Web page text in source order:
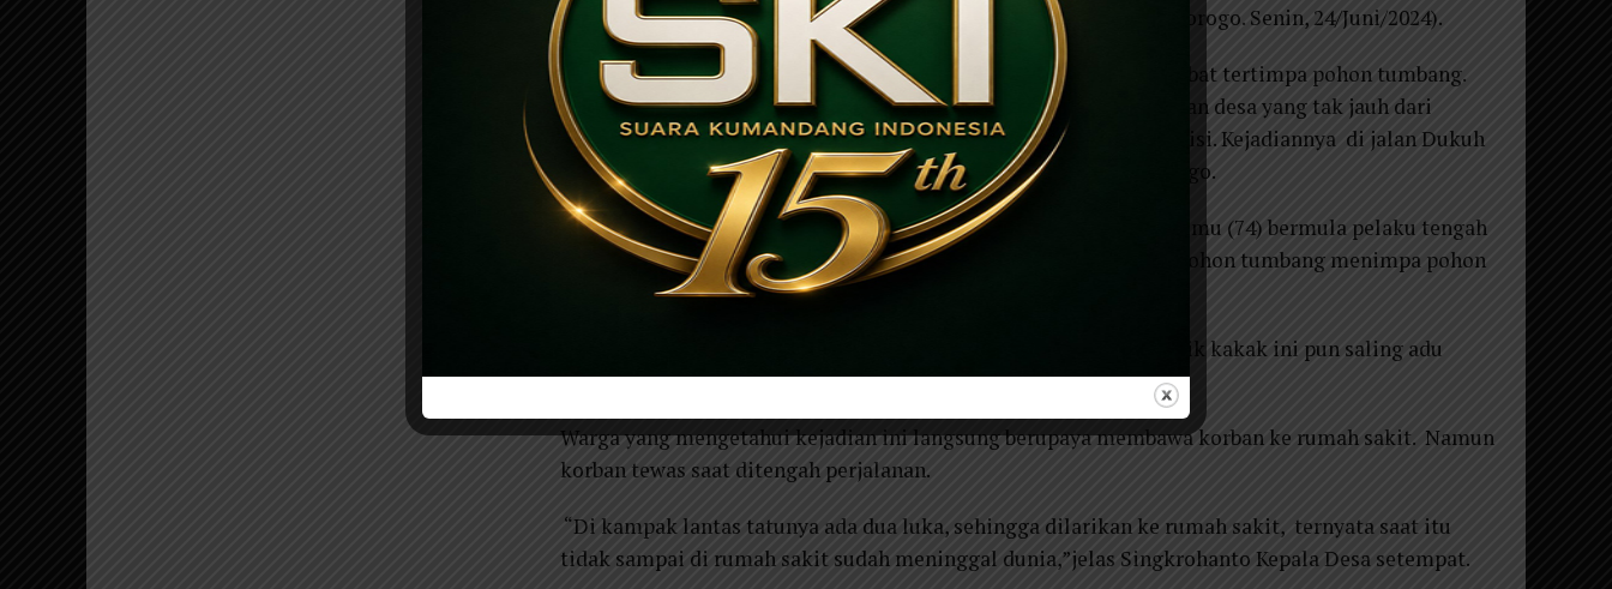
Di Jalan Dukuh Mlilir, Desa Karang Joho, Kecamatan Badegan, Ponorogo. Senin, 24/Juni/2024).
Gegara berselisih paham masalah ganti rugi pohon yang rusak akibat tertimpa pohon tumbang.
Seorang adik nekat bunuh kakak kandungnya sendiri di sebuah jalan desa yang tak jauh dari
tempat tinggalnya. Kini pelaku masih menjalani pemeriksaan polisi. Kejadiannya di jalan Dukuh
Mlilir, Desa Karang Joho, Kecamatan Badegan, Kabuptetan Ponorogo.
Aksi pembunuhan yang dilakukan Ismono (70) kepada kakaknya Ismu (74) bermula pelaku tengah
menebang pohon Sengon miliknya untuk dijual. tanpa disengaja,pohon tumbang menimpa pohon
jati dan pohon mangga milik Ismu.
Merasa tak terima pohon rusak tertimpa pohon yang ditebang. Adik kakak ini pun saling adu
mulut, hingga menimbulkan penganiayaan berujung pembunuhan.
Warga yang mengetahui kejadian ini langsung berupaya membawa korban ke rumah sakit. Namun
korban tewas saat ditengah perjalanan.
“Di kampak lantas tatunya ada dua luka, sehingga dilarikan ke rumah sakit, ternyata saat itu
tidak sampai di rumah sakit sudah meninggal dunia,”jelas Singkrohanto Kepala Desa setempat.